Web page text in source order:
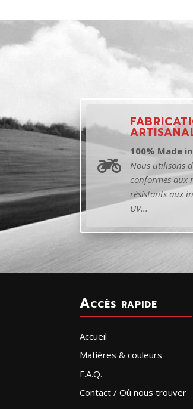

100% Made
Nous utilisons
conformes aux
résistants aux
UV...
Accès rapide
Accueil
Matières & couleurs
F.A.Q.
Contact / Où nous trouver